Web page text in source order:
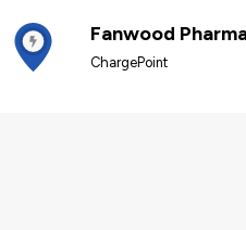
Fanwood
ChargePoint